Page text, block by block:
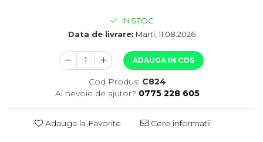
IN STOC
Data de livrare: Marti, 11.08.2026
ADAUGA IN COS
Cod Produs: C824
Ai nevoie de ajutor? 0775 228 605
Adauga la Favorite Cere informatii